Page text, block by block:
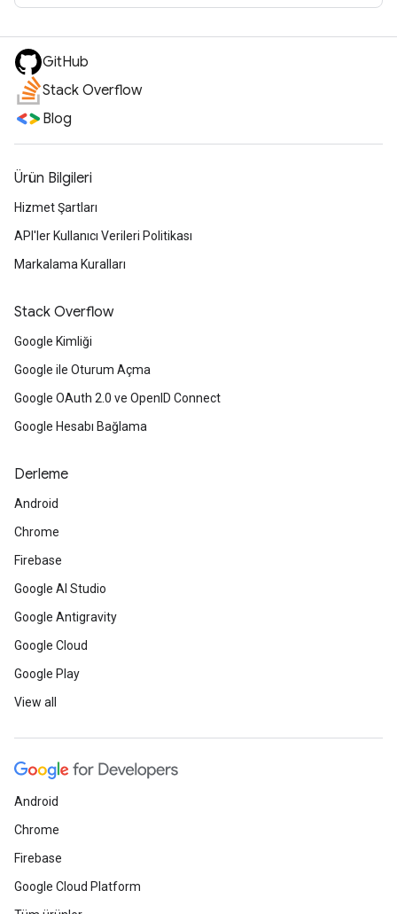
GitHub
Stack Overflow
Blog
Ürün Bilgileri
Hizmet Şartları
API'ler Kullanıcı Verileri Politikası
Markalama Kuralları
Stack Overflow
Google Kimliği
Google ile Oturum Açma
Google OAuth 2.0 ve OpenID Connect
Google Hesabı Bağlama
Derleme
Android
Chrome
Firebase
Google AI Studio
Google Antigravity
Google Cloud
Google Play
View all
Android
Chrome
Firebase
Google Cloud Platform